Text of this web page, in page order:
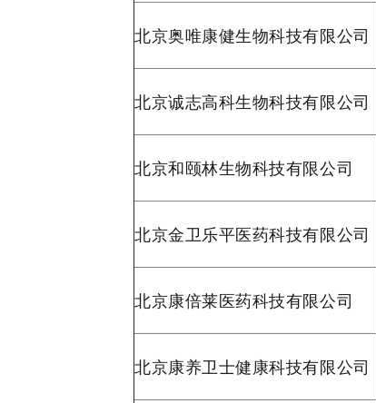
北京奥唯康健生物科技有限公司
北京诚志高科生物科技有限公司
北京和颐林生物科技有限公司
北京金卫乐平医药科技有限公司
北京康倍莱医药科技有限公司
北京康养卫士健康科技有限公司